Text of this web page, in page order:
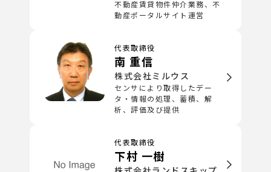
不動産賃貸物件仲介業務、不
動産ポータルサイト運営
代表取締役
南 重信
株式会社ミルウス
センサにより取得したデー
タ・情報の処理、蓄積、解
析、評価及び提供
代表取締役
下村 一樹